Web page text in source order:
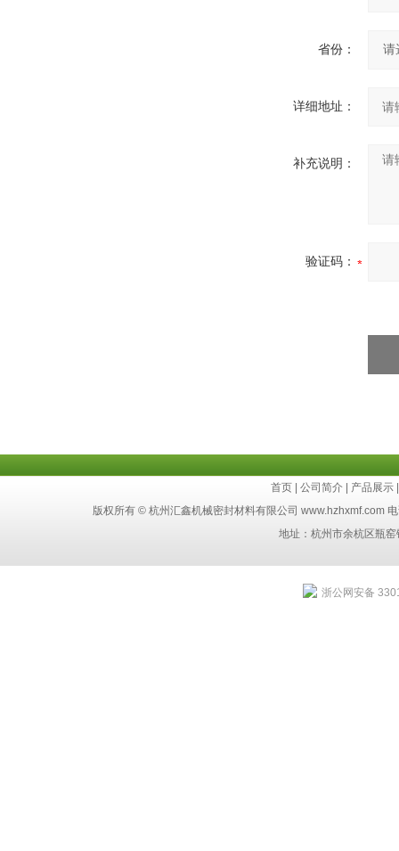
省份：
详细地址：
补充说明：
验证码：
首页 公司简介 产品展示
版权所有 © 杭州汇鑫机械密封材料有限公司 www.hzhxmf.com
地址：杭州市余杭区瓶
浙公网安备